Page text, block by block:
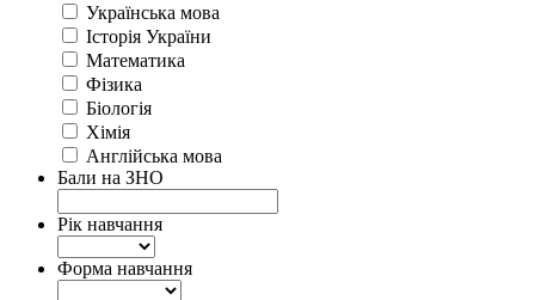
Українська мова
Історія України
Математика
Фізика
Біологія
Хімія
Англійська мова
Бали на ЗНО
Рік навчання
Форма навчання